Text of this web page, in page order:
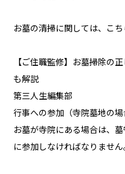
お墓の清掃に関しては、こち
【ご住職監修】お墓掃除の
も解説
第三人生編集部
行事への参加（寺院墓地の場
お墓が寺院にある場合は、
に参加しなければなりません